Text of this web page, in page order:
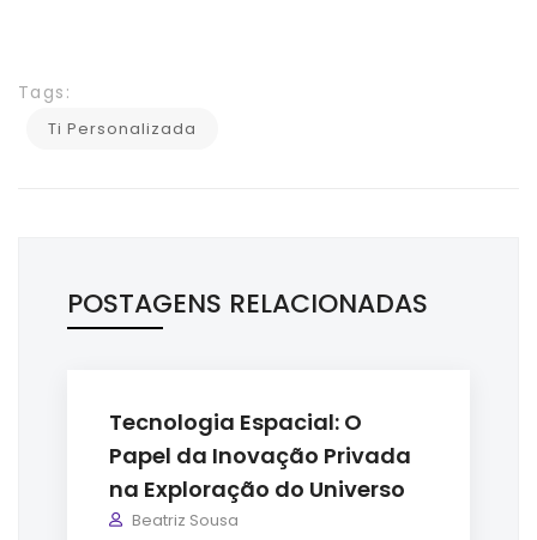
Tags:
Ti Personalizada
POSTAGENS RELACIONADAS
Tecnologia Espacial: O
Papel da Inovação Privada
na Exploração do Universo
Beatriz Sousa